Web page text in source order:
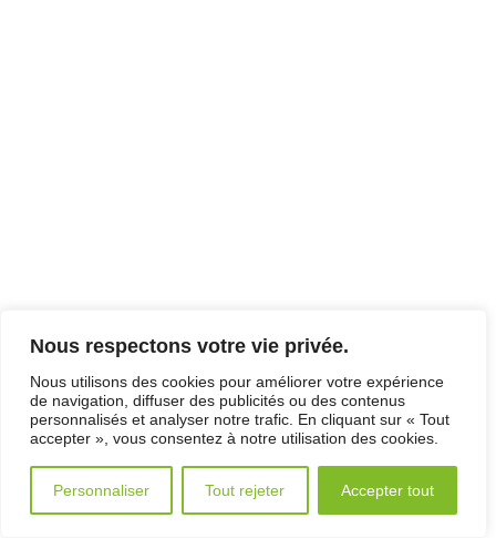
Nous respectons votre vie privée.
Nous utilisons des cookies pour améliorer votre expérience
de navigation, diffuser des publicités ou des contenus
personnalisés et analyser notre trafic. En cliquant sur « Tout
accepter », vous consentez à notre utilisation des cookies.
Personnaliser Tout rejeter Accepter tout